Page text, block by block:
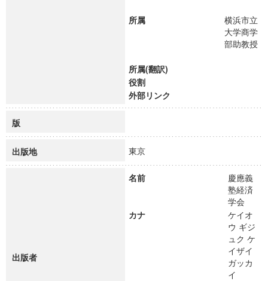
所属
横浜市立
大学商学
部助教授
所属(翻訳)
役割
外部リンク
版
出版地 東京
出版者
名前
慶應義
塾経済
学会
カナ
ケイオ
ウ ギジ
ュク ケ
イザイ
ガッカ
イ